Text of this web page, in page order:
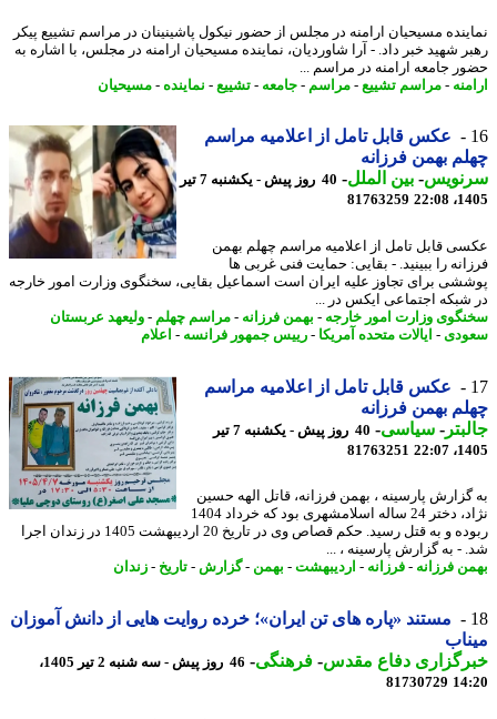
مسیحیان ارامنه در مجلس از حضور نیکول پاشینینان در مراسم تشییع پیکر
شهید خبر داد. - آرا شاوردیان، نماینده مسیحیان ارامنه در مجلس، با اشاره به
جامعه ارامنه در مراسم ...
-مراسم تشییع-مراسم -جامعه-تشییع-نماینده-مسیحیان
عکس قابل تامل از اعلامیه مراسم
بهمن فرزانه
-بین الملل-
40 روز پیش - یکشنبه 7 تیر
81763259
قابل تامل از اعلامیه مراسم چهلم بهمن
را ببینید. - بقایی: حمایت فنی غربی ها
برای تجاوز علیه ایران است اسماعیل بقایی، سخنگوی وزارت امور خارجه
اجتماعی ایکس در ...
وزارت امور خارجه-بهمن فرزانه - مراسم چهلم-ولیعهد عربستان
-ایالات متحده آمریکا- رییس جمهور فرانسه -اعلام
عکس قابل تامل از اعلامیه مراسم
بهمن فرزانه
-سیاسی-
40 روز پیش - یکشنبه 7 تیر
81763251
پارسینه ، بهمن فرزانه، قاتل الهه حسین
نژاد، دختر 24 ساله اسلامشهری بود که خرداد 1404
ربوده و به قتل رسید. حکم قصاص وی در تاریخ 20 اردیبهشت 1405 در زندان اجرا
- به گزارش پارسینه ، ...
فرزانه - فرزانه - اردیبهشت-بهمن-گزارش -تاریخ- زندان
مستند «پاره های تن ایران»؛ خرده روایت هایی از دانش آموزان
دفاع مقدس-فرهنگی-
46 روز پیش - سه شنبه 2 تیر 1405،
81730729